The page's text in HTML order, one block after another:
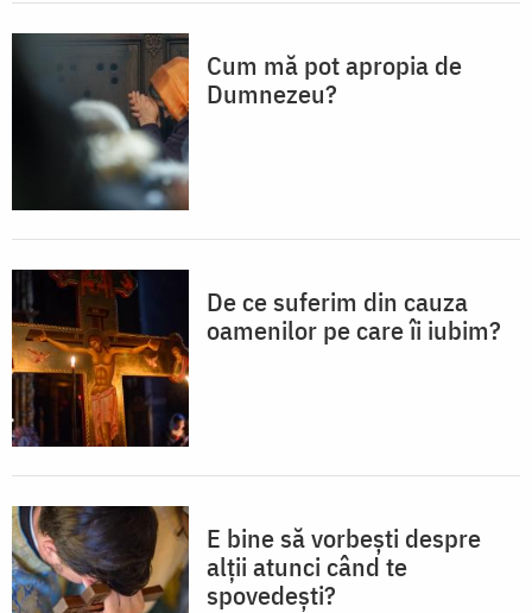
Cum mă pot apropia de
Dumnezeu?
De ce suferim din cauza
oamenilor pe care îi iubim?
E bine să vorbești despre
alții atunci când te
spovedești?